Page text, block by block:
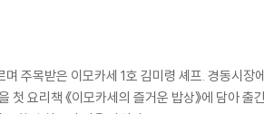
며 주목받은 이모카세 1호 김미령 셰프. 경동시
요리책 《이모카세의 즐거운 밥상》에 담아 출